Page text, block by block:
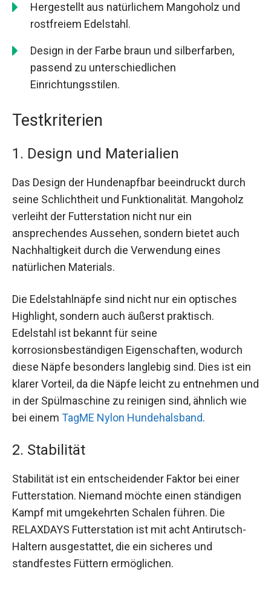
Hergestellt aus natürlichem Mangoholz und
rostfreiem Edelstahl.
Design in der Farbe braun und silberfarben,
passend zu unterschiedlichen
Einrichtungsstilen.
Testkriterien
1. Design und Materialien
Das Design der Hundenapfbar beeindruckt durch
seine Schlichtheit und Funktionalität. Mangoholz
verleiht der Futterstation nicht nur ein
ansprechendes Aussehen, sondern bietet auch
Nachhaltigkeit durch die Verwendung eines
natürlichen Materials.
Die Edelstahlnäpfe sind nicht nur ein optisches
Highlight, sondern auch äußerst praktisch.
Edelstahl ist bekannt für seine
korrosionsbeständigen Eigenschaften, wodurch
diese Näpfe besonders langlebig sind. Dies ist ein
klarer Vorteil, da die Näpfe leicht zu entnehmen und
in der Spülmaschine zu reinigen sind, ähnlich wie
bei einem TagME Nylon Hundehalsband.
2. Stabilität
Stabilität ist ein entscheidender Faktor bei einer
Futterstation. Niemand möchte einen ständigen
Kampf mit umgekehrten Schalen führen. Die
RELAXDAYS Futterstation ist mit acht Antirutsch-
Haltern ausgestattet, die ein sicheres und
standfestes Füttern ermöglichen.